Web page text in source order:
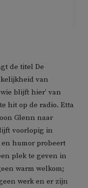
de titel De
van
blijft hier’ van
hit op de radio. Etta
Glenn naar
voorlopig in
humor probeert
plek te geven in
warm welkom;
werk en er zijn